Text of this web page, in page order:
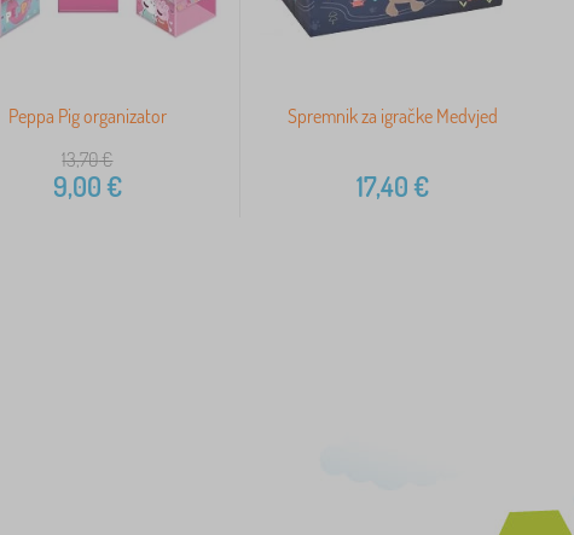
Peppa Pig organizator
13,70€
9,00€
Spremnik za igračke Medvjed
17,40€